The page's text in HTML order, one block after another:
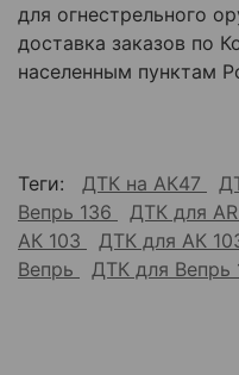
для огнестрельного
доставка заказов по
населенным пунктам
Теги: ДТК на АК47
Вепрь 136
ДТК для
АК 103
ДТК для АК
Вепрь
ДТК для Вепрь